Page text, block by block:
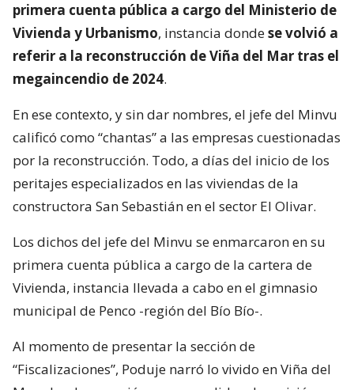
primera cuenta pública a cargo del Ministerio de
Vivienda y Urbanismo, instancia dondese volvió a
referir a la reconstrucción de Viña del Mar tras el
megaincendio de 2024.
En ese contexto, y sin dar nombres, el jefe del Minvu
calificó como “chantas” a las empresas cuestionadas
por la reconstrucción. Todo, a días del inicio de los
peritajes especializados en las viviendas de la
constructora San Sebastián en el sector El Olivar.
Los dichos del jefe del Minvu se enmarcaron en su
primera cuenta pública a cargo de la cartera de
Vivienda, instancia llevada a cabo en el gimnasio
municipal de Penco -región del Bío Bío-.
Al momento de presentar la sección de
“Fiscalizaciones”, Poduje narró lo vivido en Viña del